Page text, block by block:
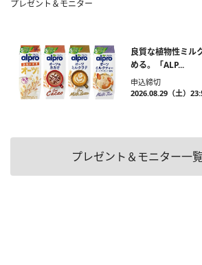
プレゼント＆モニター
良質な植物性ミル
める。「ALP...
申込締切
2026.08.29（土）
プレゼント＆モニター一